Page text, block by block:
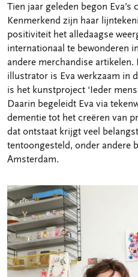
Tien jaar geleden begon
Kenmerkend zijn haar
positiviteit het alledaagse
internationaal te bewonderen
andere merchandise artikelen.
illustrator is Eva werkzaam in
is het kunstproject ‘Ieder
Daarin begeleidt Eva via
dementie tot het creëren van
dat ontstaat krijgt veel
tentoongesteld, onder andere
Amsterdam.